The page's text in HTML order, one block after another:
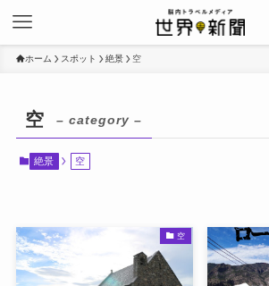
ホーム スポット 絶景 空
空 – category –
絶景 空
空